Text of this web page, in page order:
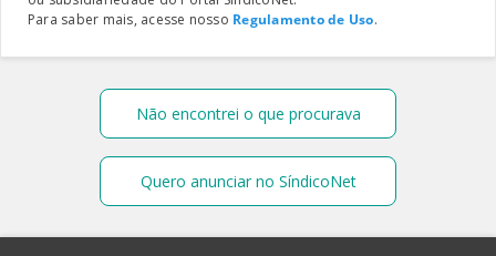
Para saber mais, acesse nosso Regulamento de Uso.
Não encontrei o que procurava
Quero anunciar no SíndicoNet